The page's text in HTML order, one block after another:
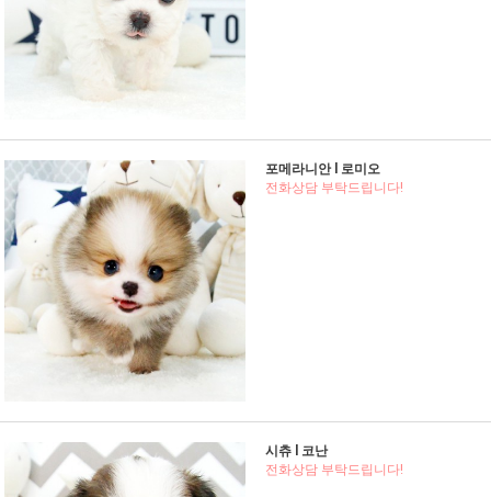
포메라니안 l 로미오
전화상담 부탁드립니다!
시츄 l 코난
전화상담 부탁드립니다!